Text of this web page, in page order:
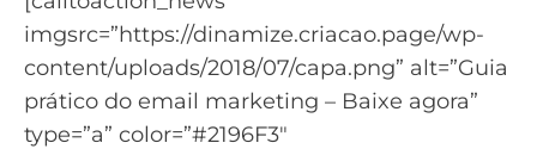
imgsrc=”https://dinamize.criacao.page/wp-
content/uploads/2018/07/capa.png” alt=”Guia
prático do email marketing – Baixe agora”
type=”a” color=”#2196F3″